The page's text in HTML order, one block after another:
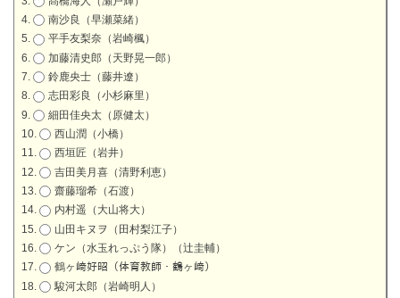
南沙良（早瀬菜緒）
平手友梨奈（岩崎楓）
加藤清史郎（天野晃一郎）
鈴鹿央士（藤井遼）
志田彩良（小杉麻里）
細田佳央太（原健太）
西山潤（小橋）
西垣匠（岩井）
吉田美月喜（清野利恵）
齋藤瑠希（石渡）
内村遥（大山将大）
山田キヌヲ（田村梨江子）
ケン（水玉れっぷう隊）（辻圭輔）
鶴ヶ﨑好昭（体育教師・鶴ヶ﨑）
駿河太郎（岩崎明人）